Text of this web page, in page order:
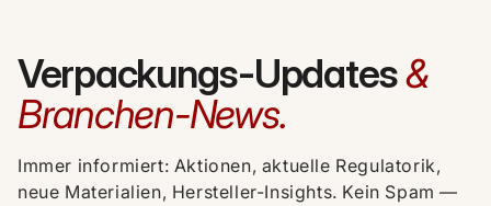
Verpackungs-Updates&
Branchen-News.
Immer informiert: Aktionen, aktuelle Regulatorik,
neue Materialien, Hersteller-Insights. Kein Spam —